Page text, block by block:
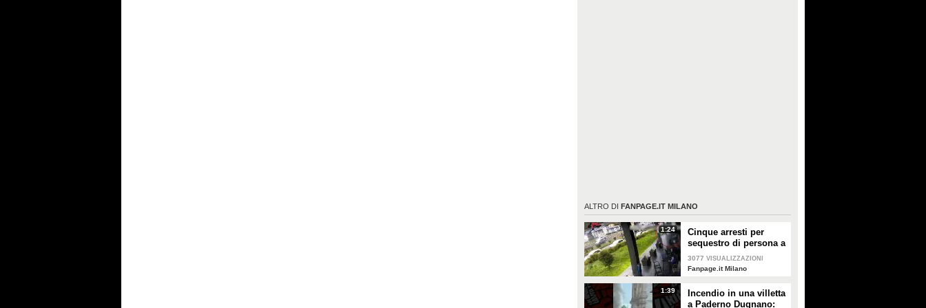
ALTRO DI FANPAGE.IT MILANO
1:24
Cinque arresti per
sequestro di persona a
scopo di estorsione
3077 VISUALIZZAZIONI
Fanpage.it Milano
1:39
Incendio in una villetta
a Paderno Dugnano: